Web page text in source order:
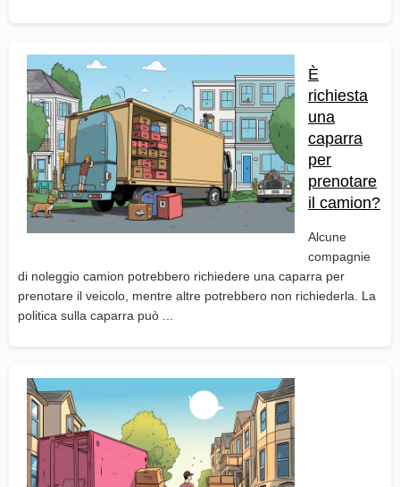
È
richiesta
una
caparra
per
prenotare
il camion?
Alcune
compagnie
di noleggio camion potrebbero richiedere una caparra per
prenotare il veicolo, mentre altre potrebbero non richiederla. La
politica sulla caparra può ...